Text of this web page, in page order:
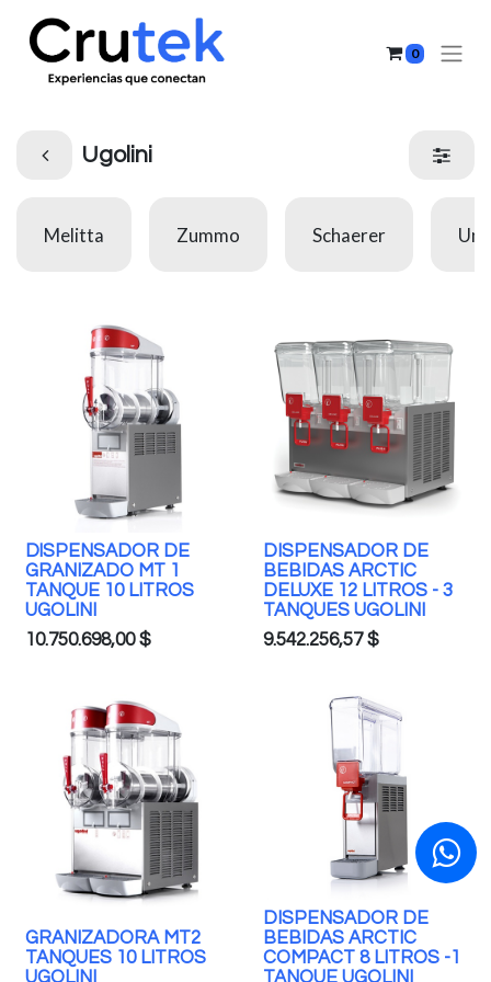
0
Ugolini
Melitta Zummo Schaerer
DlSPENSADOR DE
GRANIZADO MT 1
TANQUE 10 LITROS
UGOLINI
10.750.698,00$
DISPENSADOR DE
BEBIDAS ARCTIC
DELUXE 12 LITROS - 3
TANQUES UGOLINI
9.542.256,57$
GRANIZADORA MT2
TANQUES 10 LITROS
UGOLINI
DISPENSADOR DE
BEBIDAS ARCTIC
COMPACT 8 LITROS -1
TANQUE UGOLINI